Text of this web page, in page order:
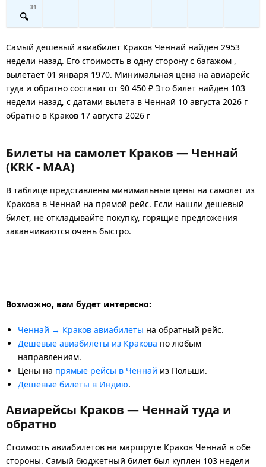
31
Самый дешевый авиабилет Краков Ченнай найден 2953
недели назад. Его стоимость в одну сторону с багажом ,
вылетает 01 января 1970. Минимальная цена на авиарейс
туда и обратно составит от 90 450 ₽ Это билет найден 103
недели назад, с датами вылета в Ченнай 10 августа 2026 г
обратно в Краков 17 августа 2026 г
Билеты на самолет Краков — Ченнай
(KRK - MAA)
В таблице представлены минимальные цены на самолет из
Кракова в Ченнай на прямой рейс. Если нашли дешевый
билет, не откладывайте покупку, горящие предложения
заканчиваются очень быстро.
Возможно, вам будет интересно:
Ченнай → Краков авиабилеты на обратный рейс.
Дешевые авиабилеты из Кракова по любым
направлениям.
Цены на прямые рейсы в Ченнай из Польши.
Дешевые билеты в Индию.
Авиарейсы Краков — Ченнай туда и
обратно
Стоимость авиабилетов на маршруте Краков Ченнай в обе
стороны. Самый бюджетный билет был куплен 103 недели